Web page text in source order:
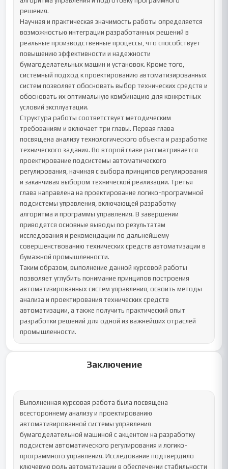
решения.
Научная и практическая значимость работы определяется
возможностью интеграции разработанных решений в
реальные производственные процессы, что способствует
повышению эффективности и надежности
бумагоделательных машин и установок. Кроме того,
системный подход к проектированию автоматизированных
систем позволяет обосновать выбор технических средств и
обосновать их оптимальную комбинацию для конкретных
условий эксплуатации.
Структура работы соответствует методическим
требованиям и включает три главы. Первая глава
посвящена анализу технологического объекта и разработке
технического задания. Во второй главе рассматривается
проектирование подсистемы автоматического
регулирования, начиная с выбора принципов регулирования
и заканчивая выбором технической реализации. Третья
глава направлена на проектирование логико-программной
подсистемы управления, включающей разработку
алгоритма и программы управления. В завершении
приводятся основные выводы по результатам
исследования и рекомендации по дальнейшему
совершенствованию технических средств автоматизации в
бумажной промышленности.
Таким образом, выполнение данной курсовой работы
позволяет углубить понимание принципов построения
автоматизированных систем управления, освоить методы
анализа и проектирования технических средств
автоматизации, а также получить практический опыт
разработки решений для одной из важнейших отраслей
промышленности.
Заключение
Выполненная курсовая работа была посвящена
всестороннему анализу и проектированию
автоматизированной системы управления
бумагоделательной машиной с акцентом на разработку
подсистем автоматического регулирования и логико-
программного управления. Исследование подтвердило
ключевую роль автоматизации в обеспечении стабильности